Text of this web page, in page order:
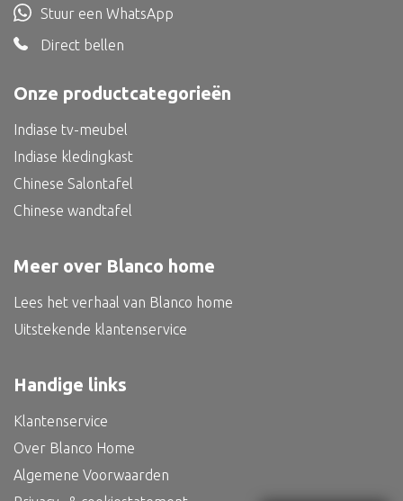
Alle bouwmateriaal
Bed
Alle oosterse meubels
Oosterse tv meubel
Onze productcategorieën
Indiase tv-meubel
Indiase kledingkast
Chinese Salontafel
Chinese wandtafel
Meer over Blanco home
Lees het verhaal van Blanco home
Uitstekende klantenservice
Stuur een WhatsApp
Direct bellen
Handige links
Klantenservice
Over Blanco Home
Algemene Voorwaarden